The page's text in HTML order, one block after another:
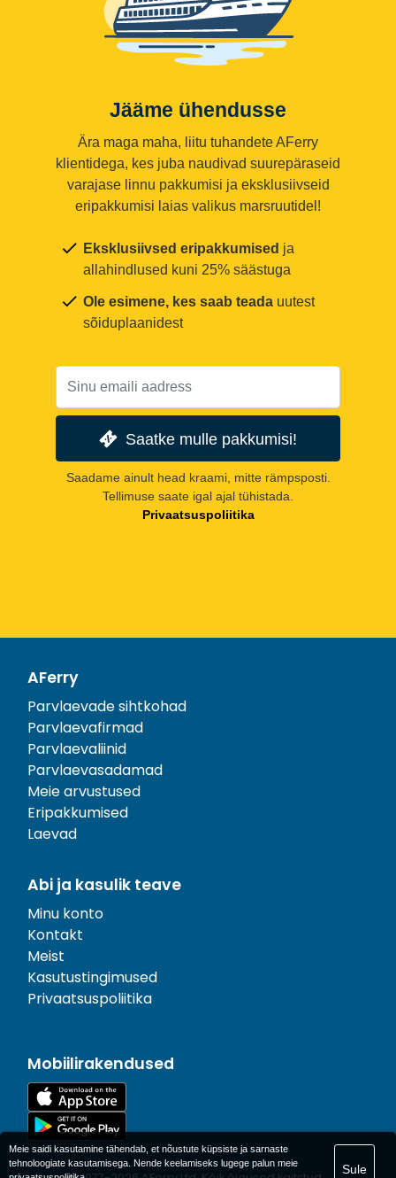
Jääme ühendusse
Ära maga maha, liitu tuhandete AFerry
klientidega, kes juba naudivad suurepäraseid
varajase linnu pakkumisi ja eksklusiivseid
eripakkumisi laias valikus marsruutidel!
Eksklusiivsed eripakkumised ja
allahindlused kuni 25% säästuga
Ole esimene, kes saab teada uutest
sõiduplaanidest
Saatke mulle pakkumisi!
Saadame ainult head kraami, mitte rämpsposti.
Tellimuse saate igal ajal tühistada.
Privaatsuspoliitika
AFerry
Parvlaevade sihtkohad
Parvlaevafirmad
Parvlaevaliinid
Parvlaevasadamad
Meie arvustused
Eripakkumised
Laevad
Abi ja kasulik teave
Minu konto
Kontakt
Meist
Kasutustingimused
Privaatsuspoliitika
Mobiilirakendused
Meie saidi kasutamine tähendab, et nõustute küpsiste ja sarnaste
tehnoloogiate kasutamisega. Nende keelamiseks lugege palun meie
Sule